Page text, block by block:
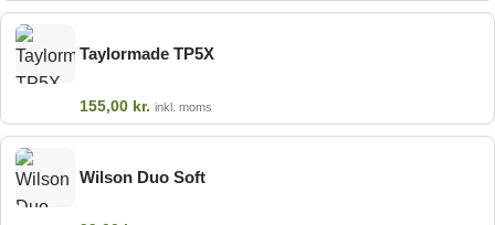
Taylormade TP5X
155,00 kr. inkl. moms
Wilson Duo Soft